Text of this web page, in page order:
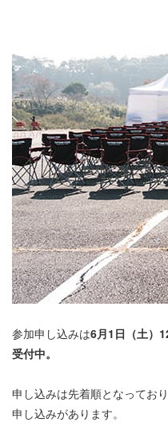
参加申し込みは6月1日（土）
受付中。
申し込みは先着順となってお
申し込みがあります。